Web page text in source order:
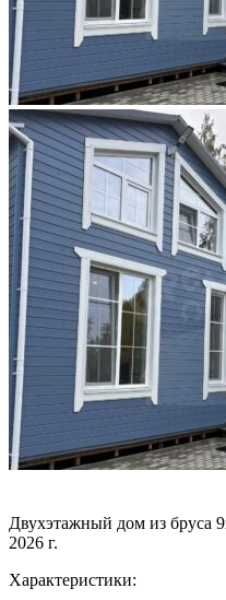
Двухэтажный дом из бруса
2026 г.
Характеристики: